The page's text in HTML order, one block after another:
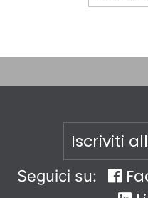
Iscriviti
Seguici su: